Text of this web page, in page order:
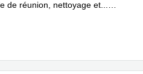
de réunion, nettoyage et